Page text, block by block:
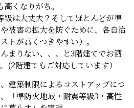
くなりがち。
級は大丈夫？そしてほとんどが準
被害の拡大を防ぐために、各自治
トが高くつきやすい）。
まりない、、、と3階建てでお洒
(2階建てもご対応しています）
建築制限によるコストアップにつ
「準防火地域・耐震等級3・高性